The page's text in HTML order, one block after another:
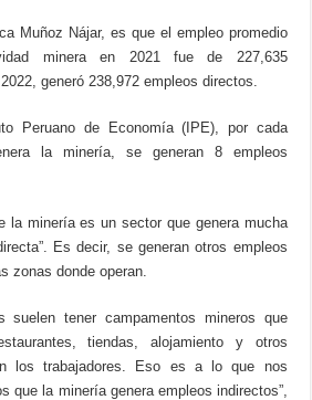
Muñoz Nájar, es que el empleo promedio
minera en 2021 fue de 227,635
generó 238,972 empleos directos.
Peruano de Economía (IPE), por cada
la minería, se generan 8 empleos
la minería es un sector que genera mucha
Es decir, se generan otros empleos
zonas donde operan.
suelen tener campamentos mineros que
tiendas, alojamiento y otros
los trabajadores. Eso es a lo que nos
que la minería genera empleos indirectos”,